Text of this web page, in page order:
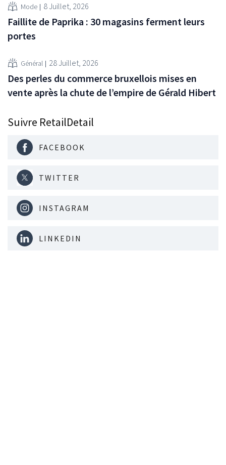
Mode 8 Juillet, 2026
Faillite de Paprika : 30 magasins ferment leurs
portes
Général 28 Juillet, 2026
Des perles du commerce bruxellois mises en
vente après la chute de l’empire de Gérald Hibert
Suivre RetailDetail
FACEBOOK
TWITTER
INSTAGRAM
LINKEDIN